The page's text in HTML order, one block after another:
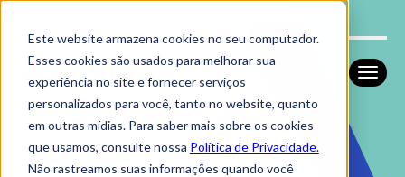
Este website armazena cookies no seu computador.
Esses cookies são usados ​​para melhorar sua
experiência no site e fornecer serviços
personalizados para você, tanto no website, quanto
em outras mídias. Para saber mais sobre os cookies
que usamos, consulte nossa Política de Privacidade.
Não rastreamos suas informações quando você